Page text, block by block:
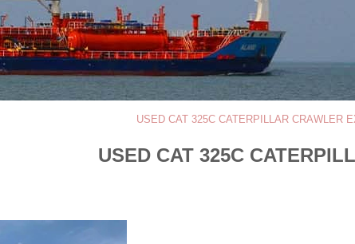
USED CAT 325C CATERPILLAR CRAWLER
USED CAT 325C